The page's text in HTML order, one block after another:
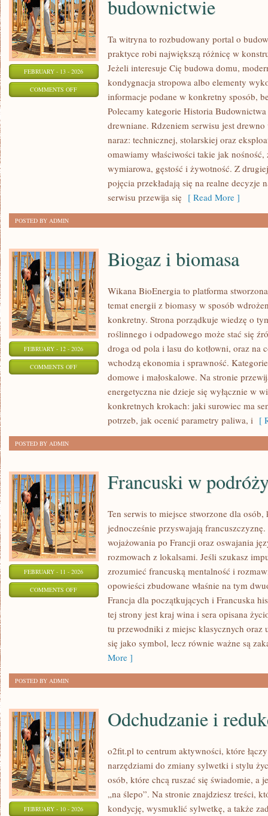
FEBRUARY - 13 - 2026
COMMENTS OFFON
BUDOWNICTWIE
budownictwie
Ta witryna to rozbudowany portal o
praktyce robi największą różnicę w
Jeżeli interesuje Cię budowa domu,
kondygnacja stropowa albo elementy
informacje podane w konkretny sposób,
Polecamy kategorie Historia
drewniane. Rdzeniem serwisu jest
naraz: technicznej, stolarskiej oraz
omawiamy właściwości takie jak
wymiarowa, gęstość i żywotność. Z
pojęcia przekładają się na realne decyzje
serwisu przewija się [ Read More ]
POSTED BY ADMIN
FEBRUARY - 12 - 2026
COMMENTS OFFON
Biogaz i biomasa
Wikana BioEnergia to platforma
temat energii z biomasy w sposób
konkretny. Strona porządkuje wiedzę o
roślinnego i odpadowego może stać się
droga od pola i lasu do kotłowni, oraz na
wchodzą ekonomia i sprawność.
domowe i małoskalowe. Na stronie
energetyczna nie dzieje się wyłącznie w
konkretnych krokach: jaki surowiec ma
potrzeb, jak ocenić parametry paliwa, i [
POSTED BY ADMIN
FEBRUARY - 11 - 2026
COMMENTS OFFON
FRANCUSKI
Francuski w
Ten serwis to miejsce stworzone dla
jednocześnie przyswajają
wojażowania po Francji oraz oswajania
rozmowach z lokalsami. Jeśli szukasz
zrozumieć francuską mentalność i
opowieści zbudowane właśnie na tym
Francja dla początkujących i Francuska
tej strony jest kraj wina i sera opisana
tu przewodniki z miejsc klasycznych oraz
się jako symbol, lecz równie ważne są
More ]
POSTED BY ADMIN
FEBRUARY - 10 - 2026
Odchudzanie i
o2fit.pl to centrum aktywności, które
narzędziami do zmiany sylwetki i stylu
osób, które chcą ruszać się świadomie, a
„na ślepo”. Na stronie znajdziesz treści,
kondycję, wysmuklić sylwetkę, a także